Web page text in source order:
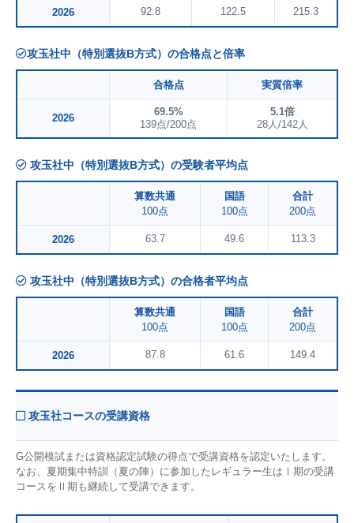
2026 92.8 122.5 215.3
攻玉社中（特別選抜B方式）の合格点と倍率
合格点 実質倍率
2026
69.5%
139点/200点
5.1倍
28人/142人
攻玉社中（特別選抜B方式）の受験者平均点
算数共通
100点
国語
100点
合計
200点
2026 63.7 49.6 113.3
攻玉社中（特別選抜B方式）の合格者平均点
算数共通
100点
国語
100点
合計
200点
2026 87.8 61.6 149.4
攻玉社コースの受講資格
G公開模試または資格認定試験の得点で受講資格を認定いたします。
なお、夏期集中特訓（夏の陣）に参加したレギュラー生はⅠ期の受講
コースをⅡ期も継続して受講できます。